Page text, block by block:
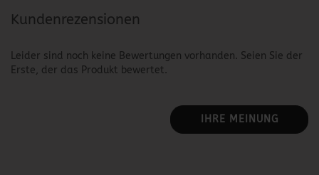
Kundenrezensionen
Leider sind noch keine Bewertungen vorhanden. Seien Sie der
Erste, der das Produkt bewertet.
IHRE MEINUNG